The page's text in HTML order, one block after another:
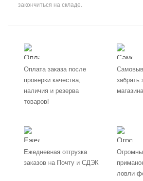
закончиться на складе.
Оплата заказа после
проверки качества,
наличия и резерва
товаров!
забрать
Ежедневная отгрузка
заказов на Почту и СДЭК
ловли